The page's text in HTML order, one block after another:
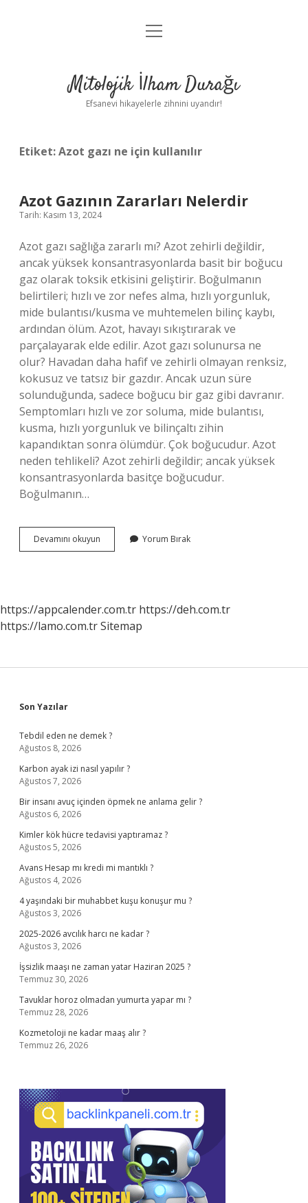
Anasayfa
Yasal Uyarı
menüyü
Mitolojik İlham Durağı
Efsanevi hikayelerle zihnini uyandır!
Etiket:Azot gazı ne için kullanılır
Azot Gazının Zararları Nelerdir
Tarih: Kasım 13, 2024
Azot gazı sağlığa zararlı mı? Azot zehirli değildir,
ancak yüksek konsantrasyonlarda basit bir boğucu
gaz olarak toksik etkisini geliştirir. Boğulmanın
belirtileri; hızlı ve zor nefes alma, hızlı yorgunluk,
mide bulantısı/kusma ve muhtemelen bilinç kaybı,
ardından ölüm. Azot, havayı sıkıştırarak ve
parçalayarak elde edilir. Azot gazı solunursa ne
olur? Havadan daha hafif ve zehirli olmayan renksiz,
kokusuz ve tatsız bir gazdır. Ancak uzun süre
solunduğunda, sadece boğucu bir gaz gibi davranır.
Semptomları hızlı ve zor soluma, mide bulantısı,
kusma, hızlı yorgunluk ve bilinçaltı zihin
kapandıktan sonra ölümdür. Çok boğucudur. Azot
neden tehlikeli? Azot zehirli değildir; ancak yüksek
konsantrasyonlarda basitçe boğucudur.
Boğulmanın…
Devamını okuyun
Gazının
Yorum Bırak
https://appcalender.com.tr https://deh.com.tr
https://lamo.com.trSitemap
Sidebar
Son Yazılar
Tebdil eden ne demek ?
Ağustos 8, 2026
Karbon ayak izi nasıl yapılır ?
Ağustos 7, 2026
Bir insanı avuç içinden öpmek ne anlama gelir ?
Ağustos 6, 2026
Kimler kök hücre tedavisi yaptıramaz ?
Ağustos 5, 2026
Avans Hesap mı kredi mi mantıklı ?
Ağustos 4, 2026
4 yaşındaki bir muhabbet kuşu konuşur mu ?
Ağustos 3, 2026
2025-2026 avcılık harcı ne kadar ?
Ağustos 3, 2026
İşsizlik maaşı ne zaman yatar Haziran 2025 ?
Temmuz 30, 2026
Tavuklar horoz olmadan yumurta yapar mı ?
Temmuz 28, 2026
Kozmetoloji ne kadar maaş alır ?
Temmuz 26, 2026